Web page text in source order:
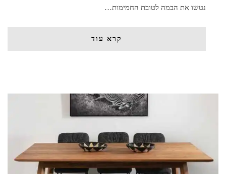
נטשו את הבמה לטובת החמימות…
קרא עוד